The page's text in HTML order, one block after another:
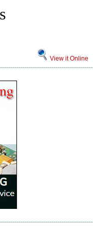
View it Online